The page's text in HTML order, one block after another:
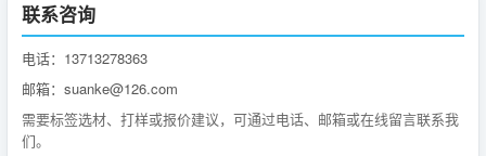
联系咨询
电话：13713278363
邮箱：suanke@126.com
需要标签选材、打样或报价建议，可通过电话、邮箱或在线留言联系我
们。